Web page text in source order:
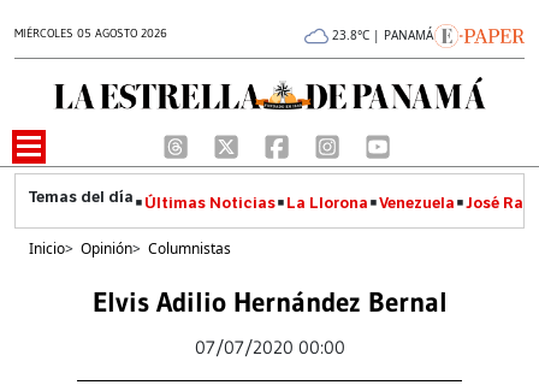
MIÉRCOLES 05 AGOSTO 2026 23.8°C | PANAMÁ
Últimas Noticias La Llorona Venezuela José
Inicio> Opinión> Columnistas
Elvis Adilio Hernández Bernal
07/07/2020 00:00